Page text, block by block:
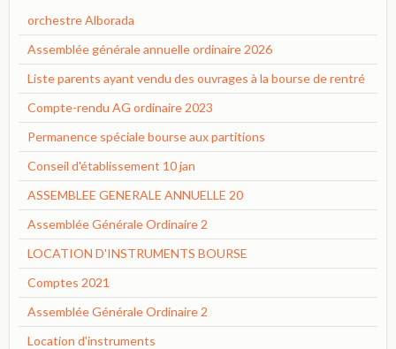
orchestre Alborada
Assemblée générale annuelle ordinaire 2026
Liste parents ayant vendu des ouvrages à la bourse de rentré
Compte-rendu AG ordinaire 2023
Permanence spéciale bourse aux partitions
Conseil d'établissement 10 jan
ASSEMBLEE GENERALE ANNUELLE 20
Assemblée Générale Ordinaire 2
LOCATION D'INSTRUMENTS BOURSE
Comptes 2021
Assemblée Générale Ordinaire 2
Location d'instruments